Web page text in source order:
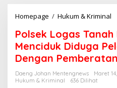
Homepage / Hukum & Kriminal
l
s
e
k
L
Polsek Logas
Menciduk Diduga
Dengan Pemberatan
Daeng Johan Mentengnews
Maret
Hukum & Kriminal
636 Dilihat